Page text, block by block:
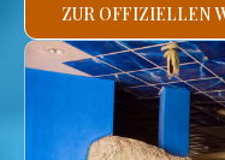
ZUR OFFIZIELLEN